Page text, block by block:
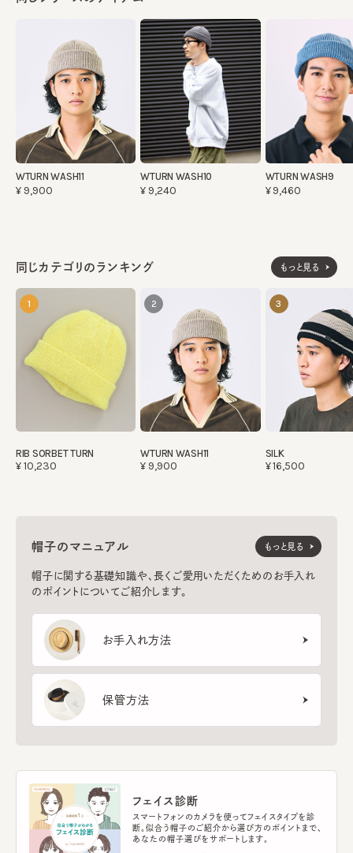
WTURN WASH11
¥9,900
WTURN WASH10
¥9,240
WTURN WASH9
¥9,460
同じカテゴリのランキング もっと見る
1
RIB SORBET TURN
¥10,230
2
WTURN WASH11
¥9,900
3
SILK
¥16,500
帽子のマニュアル
帽子に関する基礎知識や、長くご愛用いただくためのお手入れ
のポイントについてご紹介します。
お手入れ方法
保管方法
もっと見る
フェイス診断
スマートフォンのカメラを使ってフェイスタイプを診
断。似合う帽子のご紹介から選び方のポイントまで、
あなたの帽子選びをサポートします。